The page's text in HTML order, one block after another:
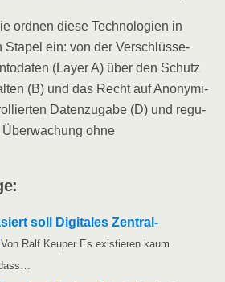
ord­nen die­se Tech­no­lo­gien in
Sta­pel ein: von der Ver­schlüs­se­
(Lay­er A) über den Schutz
(B) und das Recht auf Anony­mi­
Daten­zu­ga­be (D) und regu­
ohne
soll Digi­ta­les Zen­tral­
Von Ralf Keu­per Es exis­tie­ren kaum